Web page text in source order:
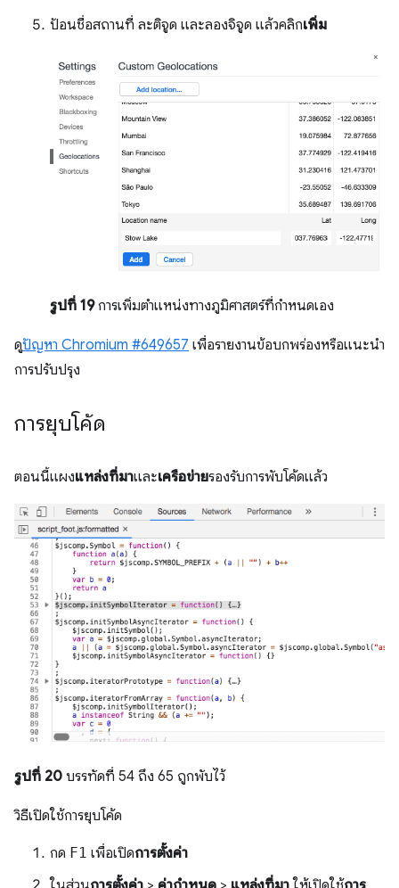
ป้อนชื่อสถานที่ ละติจูด และลองจิจูด แล้วคลิกเพิ่ม
รูปที่ 19การเพิ่มตำแหน่งทางภูมิศาสตร์ที่กำหนดเอง
ดูปัญหา Chromium #649657 เพื่อรายงานข้อบกพร่องหรือแนะนำ
การปรับปรุง
การยุบโค้ด
ตอนนี้แผงแหล่งที่มาและเครือข่ายรองรับการพับโค้ดแล้ว
รูปที่ 20 บรรทัดที่ 54 ถึง 65 ถูกพับไว้
วิธีเปิดใช้การยุบโค้ด
กด F1 เพื่อเปิดการตั้งค่า